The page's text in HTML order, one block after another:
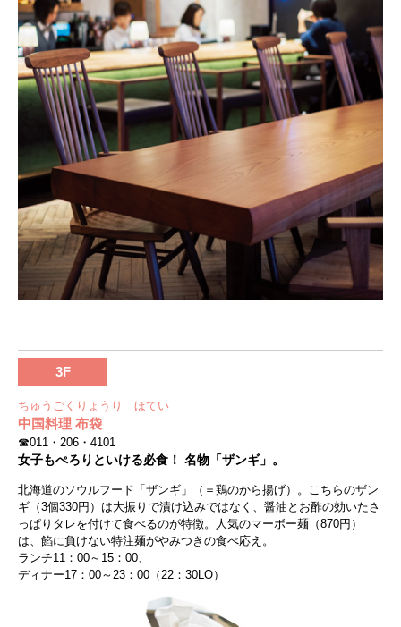
3F
ちゅうごくりょうり ほてい
中国料理 布袋
☎011・206・4101
女子もぺろりといける必食！ 名物「ザンギ」。
北海道のソウルフード「ザンギ」（＝鶏のから揚げ）。こちらのザン
ギ（3個330円）は大振りで漬け込みではなく、醤油とお酢の効いたさ
っぱりタレを付けて食べるのが特徴。人気のマーボー麺（870円）
は、餡に負けない特注麺がやみつきの食べ応え。
ランチ11：00～15：00、
ディナー17：00～23：00（22：30LO）